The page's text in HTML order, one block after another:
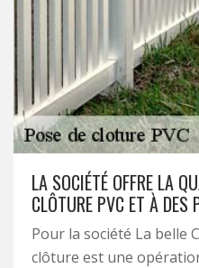
LA SOCIÉTÉ OFFRE LA
CLÔTURE PVC ET À DES
Pour la société La belle
clôture est une